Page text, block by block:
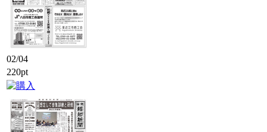
02/04
220pt